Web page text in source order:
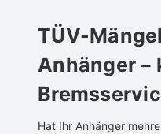
TÜV-
Anhänger –
Hat Ihr Anhänger